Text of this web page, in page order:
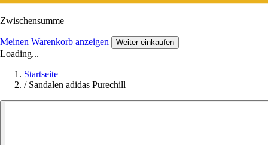
Zwischensumme
Meinen Warenkorb anzeigen Weiter einkaufen
Loading...
Startseite
/ Sandalen adidas Purechill